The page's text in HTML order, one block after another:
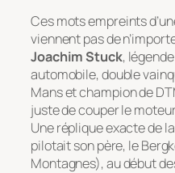
Ces mots empreints
viennent pas de
Joachim Stuck,
automobile, double
Mans et champion de
juste de couper le
Une réplique exacte de
pilotait son père, le
Montagnes), au début